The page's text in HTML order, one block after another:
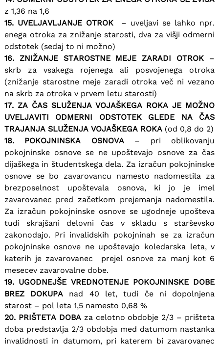
z 1,36 na 1,6
15. UVELJAVLJANJE OTROK– uveljavi se lahko npr.
enega otroka za znižanje starosti, dva za višji odmerni
odstotek (sedaj to ni možno)
16. ZNIŽANJE STAROSTNE MEJE ZARADI OTROK –
skrb za vsakega rojenega ali posvojenega otroka
(znižanje starostne meje zaradi otroka več ni vezano
na skrb za otroka v prvem letu starosti)
17. ZA ČAS SLUŽENJA VOJAŠKEGA ROKA JE MOŽNO
UVELJAVITI ODMERNI ODSTOTEK GLEDE NA ČAS
TRAJANJA SLUŽENJA VOJAŠKEGA ROKA(od 0,8 do 2)
18. POKOJNINSKA OSNOVA– pri oblikovanju
pokojninske osnove se ne upoštevajo osnove za čas
dijaškega in študentskega dela. Za izračun pokojninske
osnove se bo zavarovancu namesto nadomestila za
brezposelnost upoštevala osnova, ki jo je imel
zavarovanec pred začetkom prejemanja nadomestila.
Za izračun pokojninske osnove se ugodneje upošteva
tudi skrajšani delovni čas v skladu s starševsko
zakonodajo. Pri invalidskih pokojninah se za izračun
pokojninske osnove ne upoštevajo koledarska leta, v
katerih je zavarovanec prejel osnove za manj kot 6
mesecev zavarovalne dobe.
19. UGODNEJŠE VREDNOTENJE POKOJNINSKE DOBE
BREZ DOKUPA nad 40 let, tudi če ni dopolnjena
starost – pol leta 1,5 namesto 0,68 %
20. PRIŠTETA DOBAza celotno obdobje 2/3 – prišteta
doba predstavlja 2/3 obdobja med datumom nastanka
invalidnosti in datumom, pri katerem bi zavarovanec